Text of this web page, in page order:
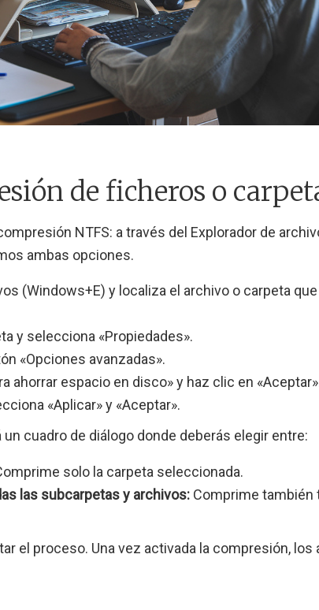
de ficheros o
NTFS: a través del Explorador de
ambas opciones.
(Windows+E) y localiza el archivo o carpeta
y selecciona «Propiedades».
«Opciones avanzadas».
ahorrar espacio en disco» y haz clic en
«Aplicar» y «Aceptar».
cuadro de diálogo donde deberás elegir entre:
solo la carpeta seleccionada.
las subcarpetas y archivos: Comprime también
el proceso. Una vez activada la compresión, los